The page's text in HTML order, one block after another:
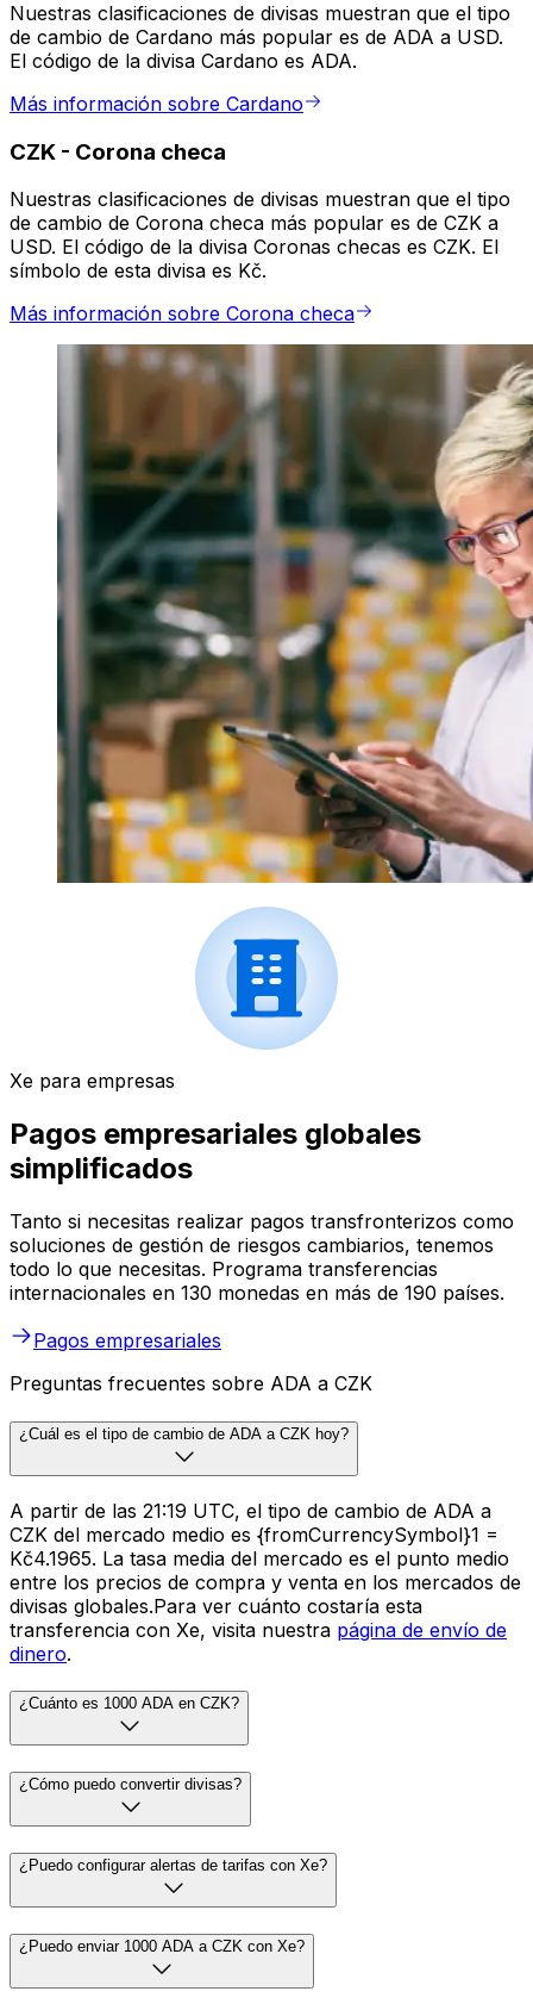
Nuestras clasificaciones de divisas muestran que el tipo
de cambio de Cardano más popular es de ADA a USD.
El código de la divisa Cardano es ADA.
Más información sobre Cardano
CZK - Corona checa
Nuestras clasificaciones de divisas muestran que el tipo
de cambio de Corona checa más popular es de CZK a
USD. El código de la divisa Coronas checas es CZK. El
símbolo de esta divisa es Kč.
Más información sobre Corona checa
Xe para empresas
Pagos empresariales globales
simplificados
Tanto si necesitas realizar pagos transfronterizos como
soluciones de gestión de riesgos cambiarios, tenemos
todo lo que necesitas. Programa transferencias
internacionales en 130 monedas en más de 190 países.
Pagos empresariales
Preguntas frecuentes sobre ADA a CZK
¿Cuál es el tipo de cambio de ADA a CZK hoy?
A partir de las 21:19 UTC, el tipo de cambio de ADA a
CZK del mercado medio es {fromCurrencySymbol}1 =
Kč4.1965. La tasa media del mercado es el punto medio
entre los precios de compra y venta en los mercados de
divisas globales.Para ver cuánto costaría esta
transferencia con Xe, visita nuestra página de envío de
dinero.
¿Cuánto es 1000 ADA en CZK?
¿Cómo puedo convertir divisas?
¿Puedo configurar alertas de tarifas con Xe?
¿Puedo enviar 1000 ADA a CZK con Xe?